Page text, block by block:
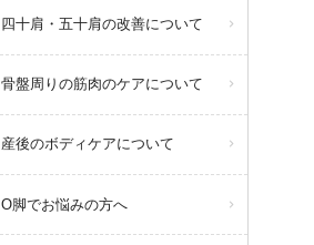
query_builder2026年3月18日
四十肩・五十肩の改善について
骨盤周りの筋肉のケアについて
産後のボディケアについて
O脚でお悩みの方へ